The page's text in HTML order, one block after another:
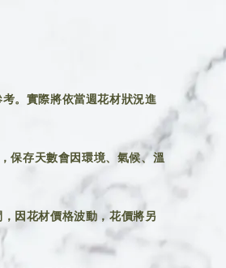
。實際將依當週花材狀況進
保存天數會因環境、氣候、溫
因花材價格波動，花價將另